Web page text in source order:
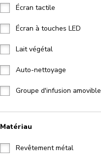
Écran tactile
Écran à touches LED
Lait végétal
Auto-nettoyage
Groupe d'infusion amovible
Matériau
Revêtement métal